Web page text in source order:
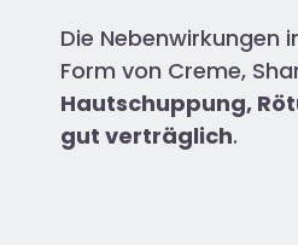
Die Nebenwirkungen
Form von Creme,
Hautschuppung,
gut verträglich.